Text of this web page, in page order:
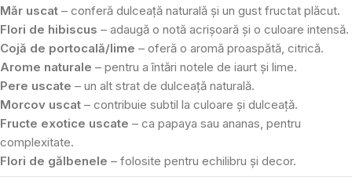
Măr uscat – conferă dulceață naturală și un gust fructat plăcut.
Flori de hibiscus – adaugă o notă acrișoară și o culoare intensă.
Cojă de portocală/lime – oferă o aromă proaspătă, citrică.
Arome naturale – pentru a întări notele de iaurt și lime.
Pere uscate – un alt strat de dulceață naturală.
Morcov uscat – contribuie subtil la culoare și dulceață.
Fructe exotice uscate – ca papaya sau ananas, pentru
complexitate.
Flori de gălbenele – folosite pentru echilibru și decor.